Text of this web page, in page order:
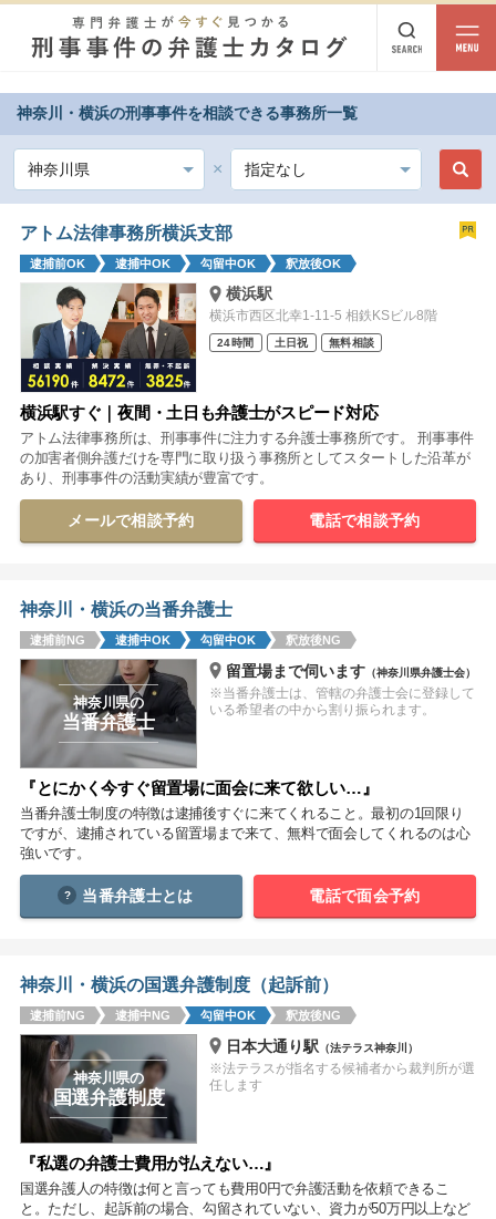
都道府県から探す
北海道・東北
北海道 青森 岩手 宮城
北陸・甲信越
新潟 富山 石川 福井 山梨 長野
関東
東海
岐阜 静岡 愛知 三重
関西
中国
鳥取 島根 岡山 広島 山口
四国
香川 愛媛
九州・沖縄
福岡 佐賀 長崎 熊本 大分 宮崎 鹿児島
沖縄
痴漢 盗撮 わいせつ
窃盗 逮捕 示談
神奈川・横浜の刑事事件を相談できる事務所一覧
相談内容
アトム法律事務所横浜支部
逮捕前OK 逮捕中OK 勾留中OK 釈放後OK
横浜駅
横浜市西区北幸1-11-5 相鉄KSビル8階
24時間 土日祝 無料相談
横浜駅すぐ｜夜間・土日も弁護士がスピード対応
アトム法律事務所は、刑事事件に注力する弁護士事務所です。 刑事事件
の加害者側弁護だけを専門に取り扱う事務所としてスタートした沿革が
あり、刑事事件の活動実績が豊富です。
メールで相談予約 電話で相談予約
神奈川・横浜の当番弁護士
逮捕前NG 逮捕中OK 勾留中OK 釈放後NG
神奈川県の
当番弁護士
留置場まで伺います（神奈川県弁護士会）
※当番弁護士は、管轄の弁護士会に登録して
いる希望者の中から割り振られます。
『とにかく今すぐ留置場に面会に来て欲しい…』
当番弁護士制度の特徴は逮捕後すぐに来てくれること。最初の1回限り
ですが、逮捕されている留置場まで来て、無料で面会してくれるのは心
強いです。
当番弁護士とは 電話で面会予約
神奈川・横浜の国選弁護制度（起訴前）
逮捕前NG 逮捕中NG 勾留中OK 釈放後NG
神奈川県の
国選弁護制度
日本大通り駅 （法テラス神奈川）
※法テラスが指名する候補者から裁判所が選
任します
『私選の弁護士費用が払えない…』
国選弁護人の特徴は何と言っても費用0円で弁護活動を依頼できるこ
と。ただし、起訴前の場合、勾留されていない、資力が50万円以上など